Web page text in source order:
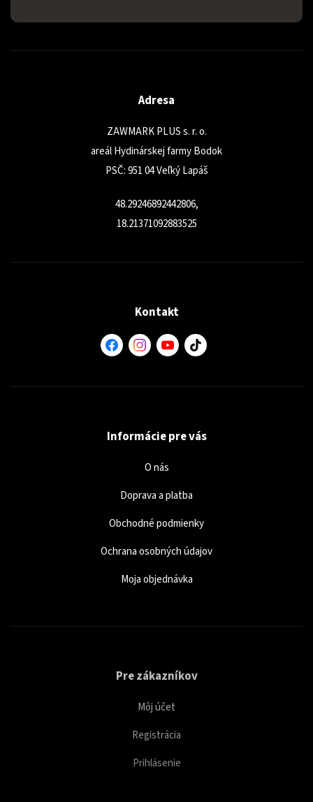
Adresa
ZAWMARK PLUS s. r. o.
areál Hydinárskej farmy Bodok
PSČ: 951 04 Veľký Lapáš
48.29246892442806,
18.21371092883525
Kontakt
Informácie pre vás
O nás
Doprava a platba
Obchodné podmienky
Ochrana osobných údajov
Moja objednávka
Pre zákazníkov
Môj účet
Registrácia
Prihlásenie